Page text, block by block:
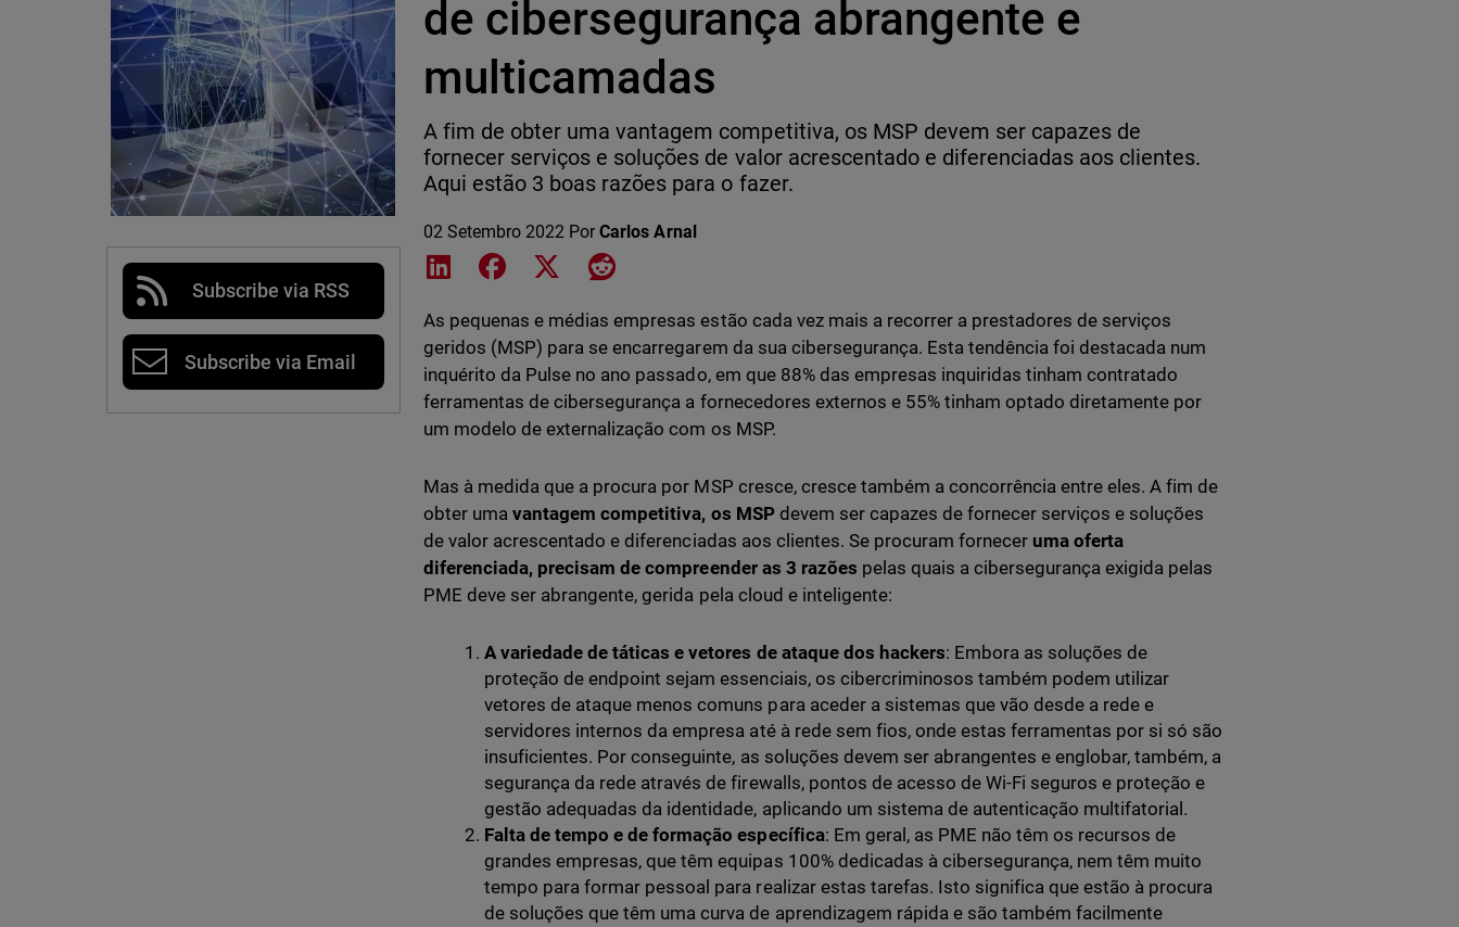
Subscribe via RSS
Subscribe via Email
de cibersegurança abrangente e
multicamadas
A fim de obter uma vantagem competitiva, os MSP devem ser capazes de
fornecer serviços e soluções de valor acrescentado e diferenciadas aos clientes.
Aqui estão 3 boas razões para o fazer.
02 Setembro 2022 PorCarlos Arnal
Share on LinkedIn
Share on Facebook
Share on XShare on Reddit
As pequenas e médias empresas estão cada vez mais a recorrer a prestadores de serviços
geridos (MSP) para se encarregarem da sua cibersegurança. Esta tendência foi destacada num
inquérito da Pulse no ano passado, em que 88% das empresas inquiridas tinham contratado
ferramentas de cibersegurança a fornecedores externos e 55% tinham optado diretamente por
um modelo de externalização com os MSP.
Mas à medida que a procura por MSP cresce, cresce também a concorrência entre eles. A fim de
obter umavantagem competitiva, os MSPdevem ser capazes de fornecer serviços e soluções
de valor acrescentado e diferenciadas aos clientes. Se procuram fornecer uma oferta
diferenciada, precisam de compreender as 3 razões pelas quais a cibersegurança exigida pelas
PME deve ser abrangente, gerida pela cloud e inteligente:
A variedade de táticas e vetores de ataque dos hackers: Embora as soluções de
proteção de endpoint sejam essenciais, os cibercriminosos também podem utilizar
vetores de ataque menos comuns para aceder a sistemas que vão desde a rede e
servidores internos da empresa até à rede sem fios, onde estas ferramentas por si só são
insuficientes. Por conseguinte, as soluções devem ser abrangentes e englobar, também, a
segurança da rede através de firewalls, pontos de acesso de Wi-Fi seguros e proteção e
gestão adequadas da identidade, aplicando um sistema de autenticação multifatorial.
Falta de tempo e de formação específica: Em geral, as PME não têm os recursos de
grandes empresas, que têm equipas 100% dedicadas à cibersegurança, nem têm muito
tempo para formar pessoal para realizar estas tarefas. Isto significa que estão à procura
de soluções que têm uma curva de aprendizagem rápida e são também facilmente